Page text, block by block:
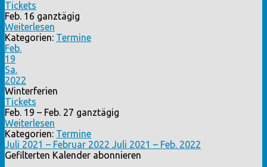
Tickets
Feb. 16 ganztägig
Weiterlesen
Kategorien: Termine
Feb.
19
Sa.
2022
Winterferien
Tickets
Feb. 19 – Feb. 27 ganztägig
Weiterlesen
Kategorien: Termine
Juli 2021 – Februar 2022 Juli 2021 – Feb. 2022
Gefilterten Kalender abonnieren